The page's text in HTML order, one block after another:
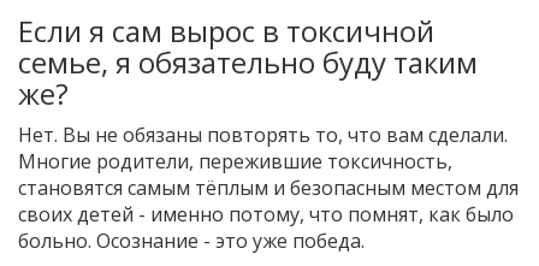
Если я сам вырос в токсичной
семье, я обязательно буду таким
же?
Нет. Вы не обязаны повторять то, что вам сделали.
Многие родители, пережившие токсичность,
становятся самым тёплым и безопасным местом для
своих детей - именно потому, что помнят, как было
больно. Осознание - это уже победа.